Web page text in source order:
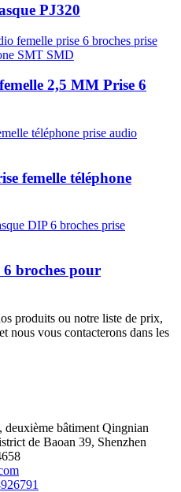
PJ320
2,5 MM Prise 6
femelle téléphone
6 broches pour
produits ou notre liste de prix,
nous vous contacterons dans les
deuxième bâtiment Qingnian
de Baoan 39, Shenzhen